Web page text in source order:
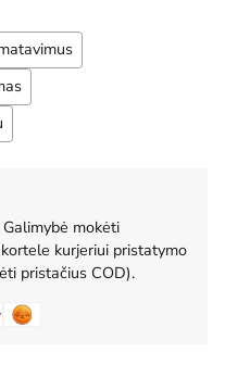
mokėti
kurjeriui pristatymo
pristačius COD).